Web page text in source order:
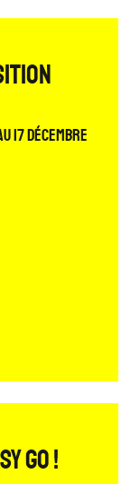
17 décembre
Go !